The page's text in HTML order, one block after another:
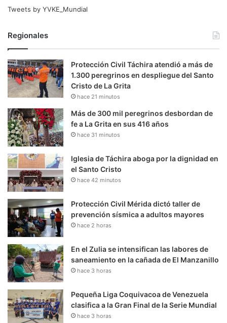
Tweets by YVKE_Mundial
Regionales
Protección Civil Táchira atendió a más de
1.300 peregrinos en despliegue del Santo
Cristo de La Grita
hace 21 minutos
Más de 300 mil peregrinos desbordan de
fe a La Grita en sus 416 años
hace 31 minutos
Iglesia de Táchira aboga por la dignidad en
el Santo Cristo
hace 42 minutos
Protección Civil Mérida dictó taller de
prevención sísmica a adultos mayores
hace 2 horas
En el Zulia se intensifican las labores de
saneamiento en la cañada de El Manzanillo
hace 3 horas
Pequeña Liga Coquivacoa de Venezuela
clasifica a la Gran Final de la Serie Mundial
hace 3 horas